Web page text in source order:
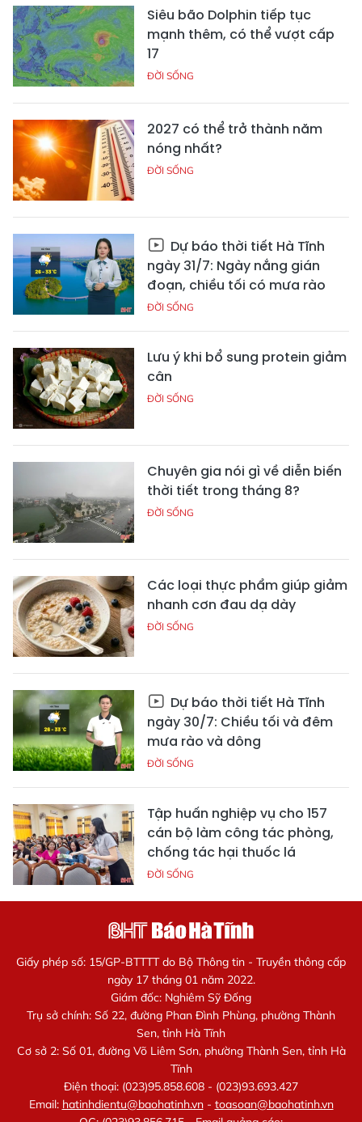
Siêu bão Dolphin tiếp tục
mạnh thêm, có thể vượt cấp
17
ĐỜI SỐNG
2027 có thể trở thành năm
nóng nhất?
ĐỜI SỐNG
Dự báo thời tiết Hà Tĩnh
ngày 31/7: Ngày nắng gián
đoạn, chiều tối có mưa rào
ĐỜI SỐNG
Lưu ý khi bổ sung protein giảm
cân
ĐỜI SỐNG
Chuyên gia nói gì về diễn biến
thời tiết trong tháng 8?
ĐỜI SỐNG
Các loại thực phẩm giúp giảm
nhanh cơn đau dạ dày
ĐỜI SỐNG
Dự báo thời tiết Hà Tĩnh
ngày 30/7: Chiều tối và đêm
mưa rào và dông
ĐỜI SỐNG
Tập huấn nghiệp vụ cho 157
cán bộ làm công tác phòng,
chống tác hại thuốc lá
ĐỜI SỐNG
Giấy phép số: 15/GP-BTTTT do Bộ Thông tin - Truyền thông cấp
ngày 17 tháng 01 năm 2022.
Giám đốc: Nghiêm Sỹ Đống
Trụ sở chính: Số 22, đường Phan Đình Phùng, phường Thành
Sen, tỉnh Hà Tĩnh
Cơ sở 2: Số 01, đường Võ Liêm Sơn, phường Thành Sen, tỉnh Hà
Tĩnh
Điện thoại: (023)95.858.608 - (023)93.693.427
Email: hatinhdientu@baohatinh.vn- toasoan@baohatinh.vn